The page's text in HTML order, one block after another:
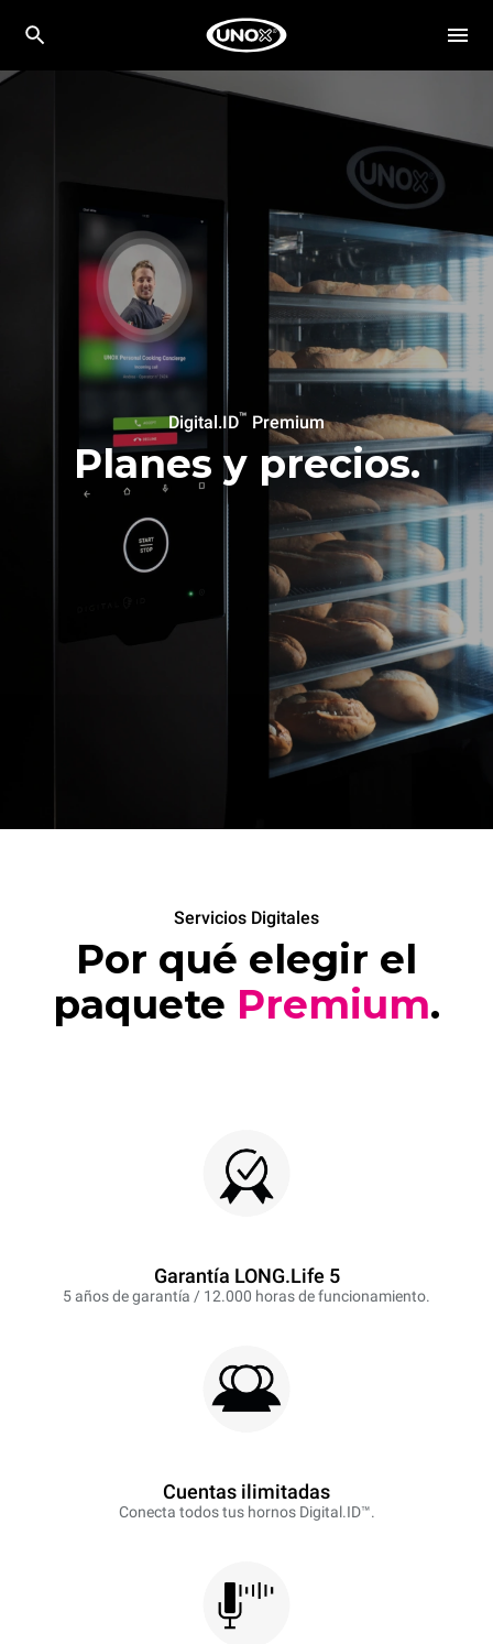
Digital.ID™ Premium
Planes y precios.
Servicios Digitales
Por qué elegir el
paquete Premium.
Garantía LONG.Life 5
5 años de garantía / 12.000 horas de funcionamiento.
Cuentas ilimitadas
Conecta todos tus hornos Digital.ID™.